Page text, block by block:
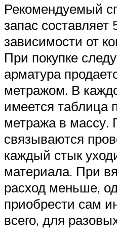
Рекомендуемый
запас составляет
зависимости от
При покупке
арматура
метражом. В
имеется таблица
метража в массу.
связываются
каждый стык
материала. При
расход меньше,
приобрести сам
всего, для